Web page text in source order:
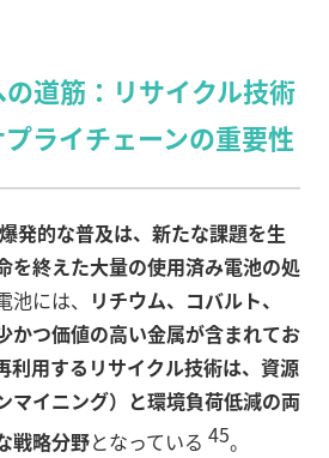
道筋：リサイクル技術
ライチェーンの重要性
発的な普及は、新たな課題を生
を終えた大量の使用済み電池の処
には、 リチウム、コバルト、
かつ価値の高い金属が含まれてお
利用するリサイクル技術は、資源
マイニング）と環境負荷低減の両
戦略分野となっている 45。